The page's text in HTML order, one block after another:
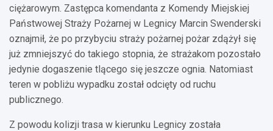
ciężarowym. Zastępca komendanta z Komendy Miejskiej
Państwowej Straży Pożarnej w Legnicy Marcin Swenderski
oznajmił, że po przybyciu straży pożarnej pożar zdążył się
już zmniejszyć do takiego stopnia, że strażakom pozostało
jedynie dogaszenie tlącego się jeszcze ognia. Natomiast
teren w pobliżu wypadku został odcięty od ruchu
publicznego.
Z powodu kolizji trasa w kierunku Legnicy została